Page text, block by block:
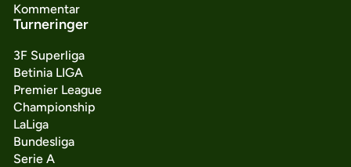
Kommentar
Turneringer
3F Superliga
Betinia LIGA
Premier League
Championship
LaLiga
Bundesliga
Serie A